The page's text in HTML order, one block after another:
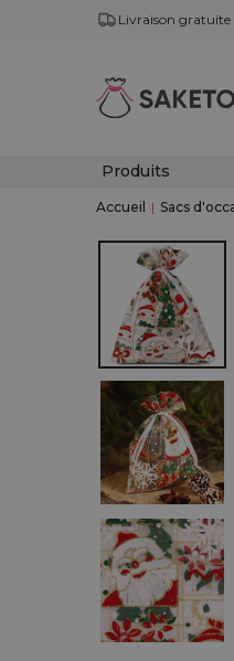
Livraison gratuite
Produits
Accueil | Sacs